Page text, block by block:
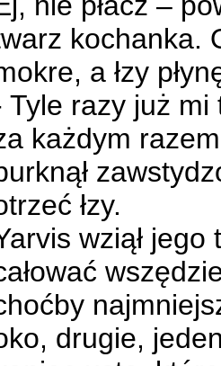
kochanka.
a łzy
Tyle razy już mi
każdym
łzy.
wziął jego
drugie,